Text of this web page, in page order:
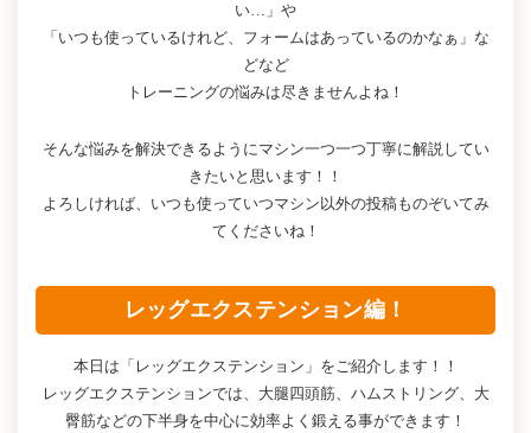
い…」や
「いつも使っているけれど、フォームはあっているのかなぁ」な
どなど
トレーニングの悩みは尽きませんよね！
そんな悩みを解決できるようにマシン一つ一つ丁寧に解説してい
きたいと思います！！
よろしければ、いつも使っていつマシン以外の投稿ものぞいてみ
てくださいね！
レッグエクステンション編！
本日は「レッグエクステンション」をご紹介します！！
レッグエクステンションでは、大腿四頭筋、ハムストリング、大
臀筋などの下半身を中心に効率よく鍛える事ができます！